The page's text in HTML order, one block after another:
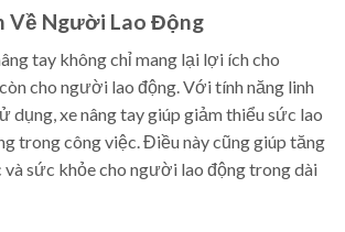
Về Người Lao Động
tay không chỉ mang lại lợi ích cho
cho người lao động. Với tính năng linh
dụng, xe nâng tay giúp giảm thiểu sức lao
trong công việc. Điều này cũng giúp tăng
và sức khỏe cho người lao động trong dài